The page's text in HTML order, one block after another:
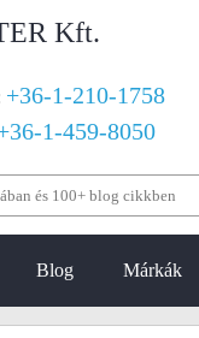
Kft.
+36-1-210-1758
1-459-8050
Blog Márkák